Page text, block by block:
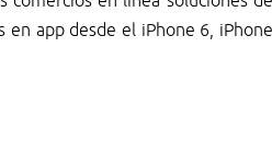
en app desde el iPhone 6, iPhone